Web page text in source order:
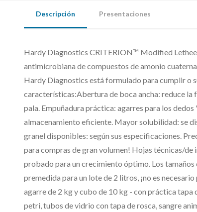
Descripción Presentaciones
Hardy Diagnostics CRITERION™ Modified
antimicrobiana de compuestos de amonio
Hardy Diagnostics está formulado para cumplir o
características:Abertura de boca ancha: reduce
pala. Empuñadura práctica: agarres para los
almacenamiento eficiente. Mayor solubilidad: se
granel disponibles: según sus especificaciones.
para compras de gran volumen! Hojas técnicas/
probado para un crecimiento óptimo. Los
premedida para un lote de 2 litros, ¡no es
agarre de 2 kg y cubo de 10 kg - con práctica tapa
petri, tubos de vidrio con tapa de rosca, sangre